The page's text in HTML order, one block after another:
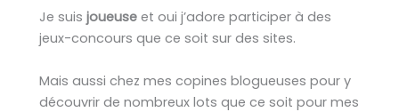
Je suis joueuse et oui j’adore participer à des
jeux-concours que ce soit sur des sites.
Mais aussi chez mes copines blogueuses pour y
découvrir de nombreux lots que ce soit pour mes